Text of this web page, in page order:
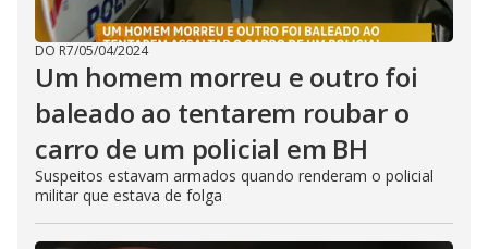
DO R7/05/04/2024
Um homem morreu e outro foi
baleado ao tentarem roubar o
carro de um policial em BH
Suspeitos estavam armados quando renderam o policial
militar que estava de folga